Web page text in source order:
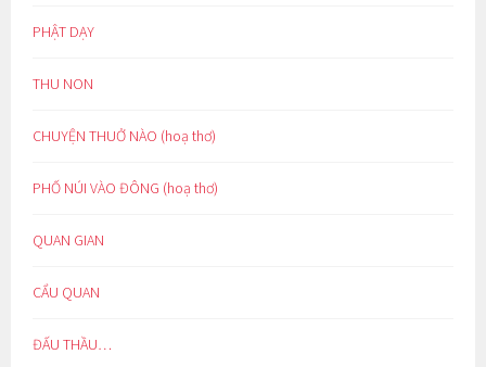
PHẬT DẠY
THU NON
CHUYỆN THUỞ NÀO (hoạ thơ)
PHỐ NÚI VÀO ĐÔNG (hoạ thơ)
QUAN GIAN
CẨU QUAN
ĐẤU THẦU…